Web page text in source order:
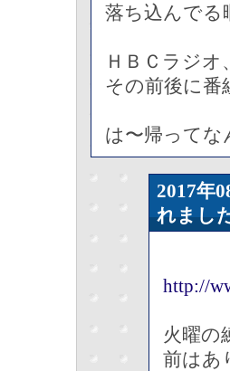
落ち込んでる
ＨＢＣラジ
その前後に
は〜帰ってな
2017
れまし
http://
火曜の
前はあ